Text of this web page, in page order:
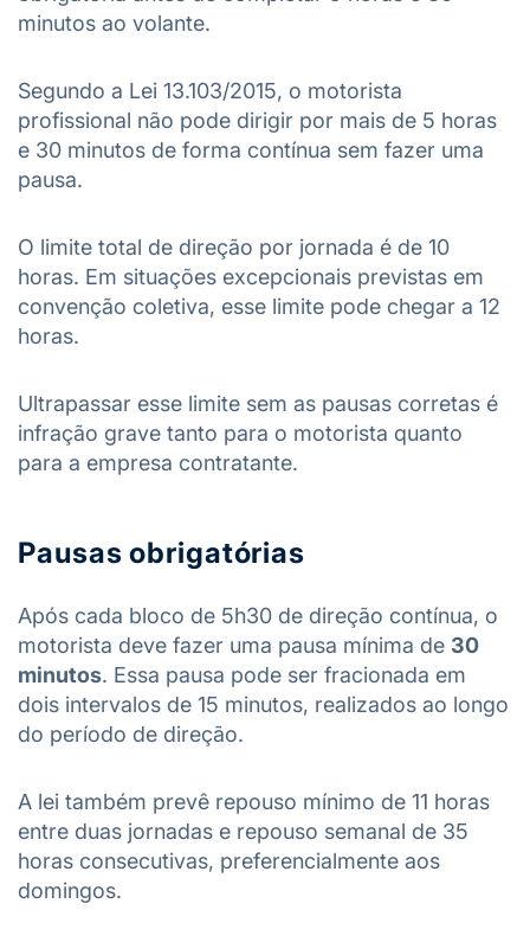
minutos ao volante.
Segundo a Lei 13.103/2015, o motorista
profissional não pode dirigir por mais de 5 horas
e 30 minutos de forma contínua sem fazer uma
pausa.
O limite total de direção por jornada é de 10
horas. Em situações excepcionais previstas em
convenção coletiva, esse limite pode chegar a 12
horas.
Ultrapassar esse limite sem as pausas corretas é
infração grave tanto para o motorista quanto
para a empresa contratante.
Pausas obrigatórias
Após cada bloco de 5h30 de direção contínua, o
motorista deve fazer uma pausa mínima de 30
minutos. Essa pausa pode ser fracionada em
dois intervalos de 15 minutos, realizados ao longo
do período de direção.
A lei também prevê repouso mínimo de 11 horas
entre duas jornadas e repouso semanal de 35
horas consecutivas, preferencialmente aos
domingos.